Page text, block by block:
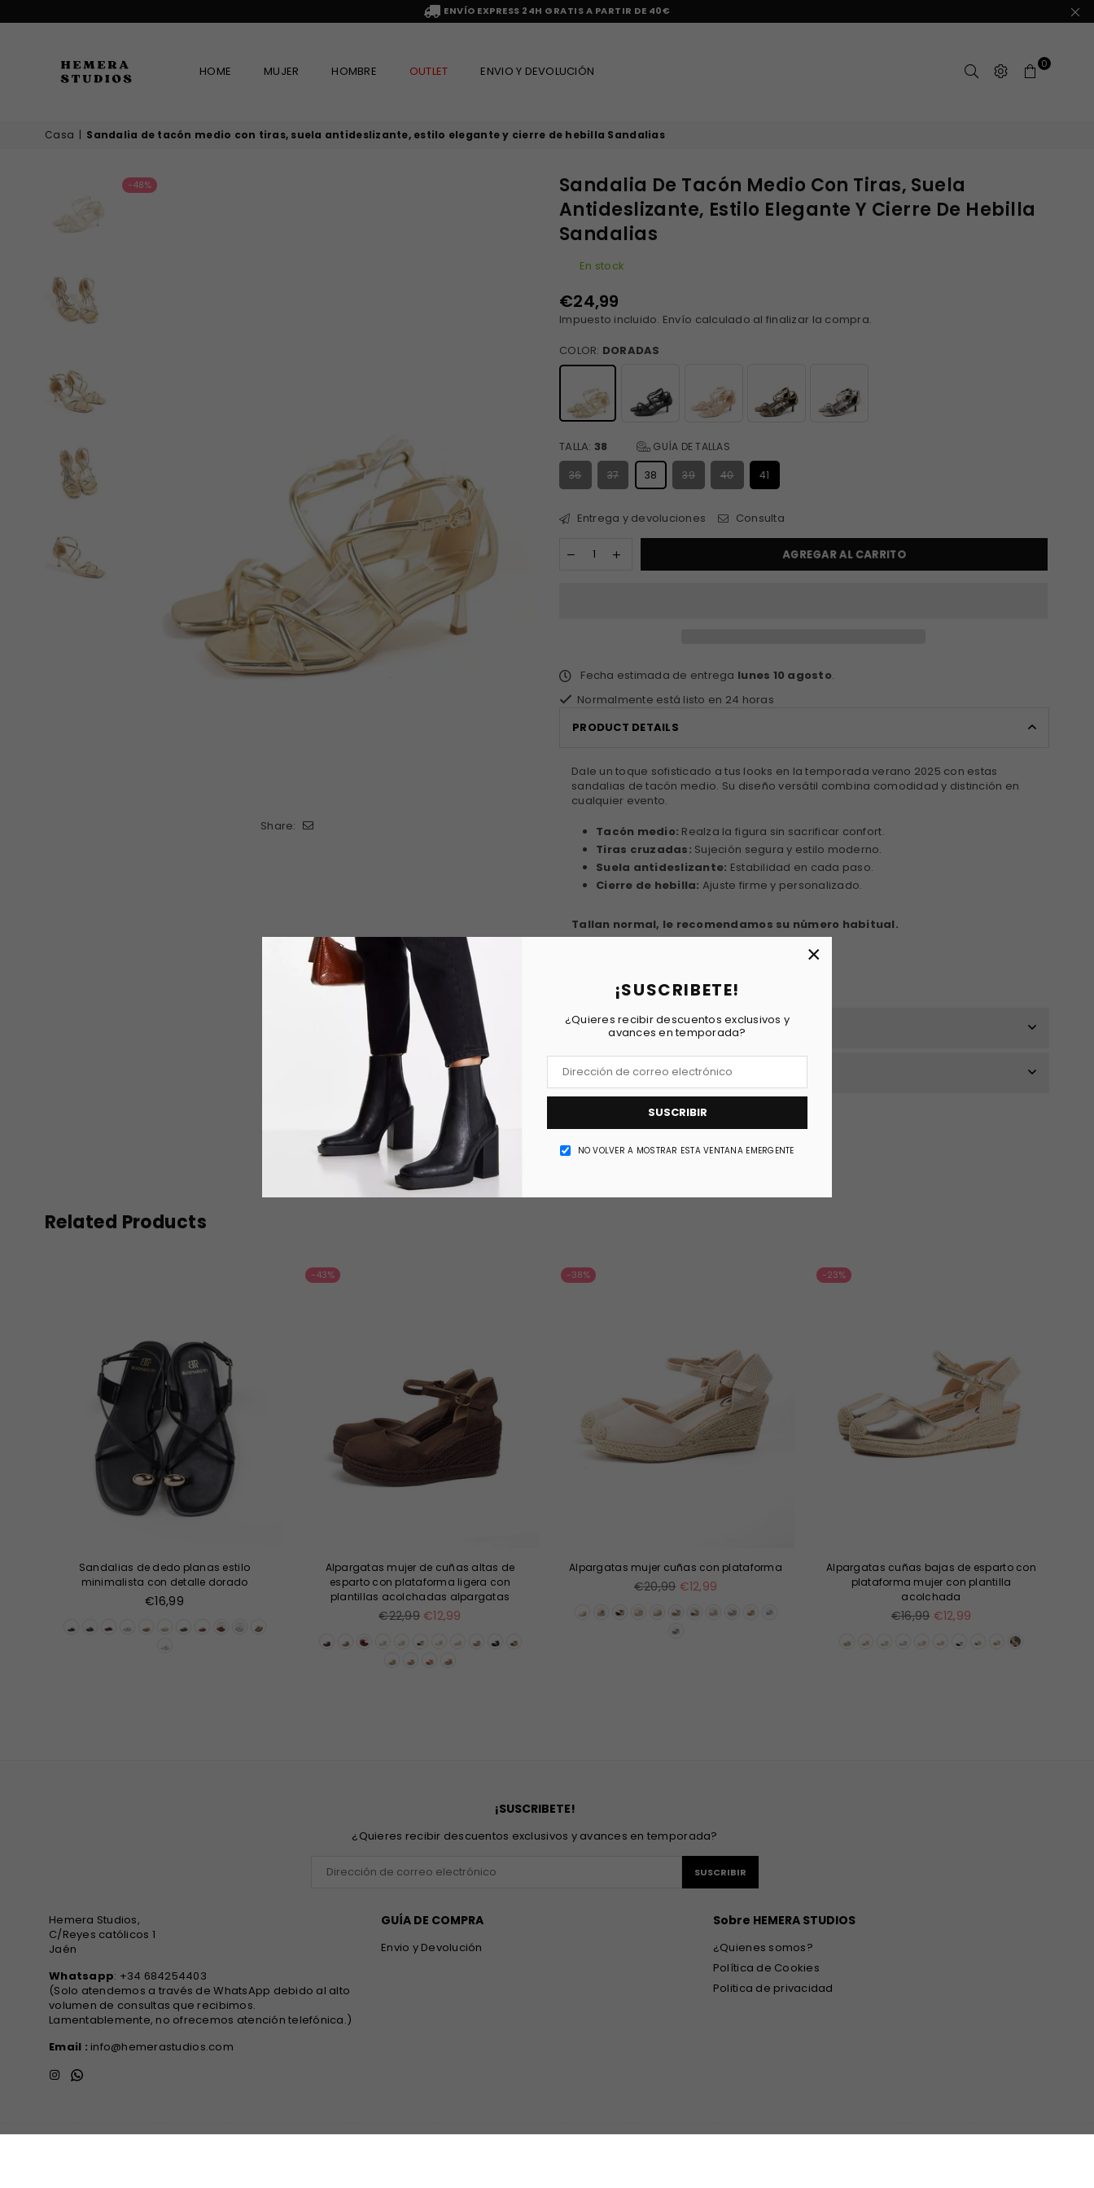
¡SUSCRIBETE!
¿Quieres recibir descuentos exclusivos y
avances en temporada?
SUSCRIBIR
NO VOLVER A MOSTRAR ESTA VENTANA EMERGENTE
×
ENVÍO EXPRESS 24H GRATIS A PARTIR DE 40€
HEMERA
STUDIOS
HOME MUJER HOMBRE OUTLET ENVIO Y DEVOLUCIÓN 0
Casa | Sandalia de tacón medio con tiras, suela antideslizante, estilo elegante y cierre de hebilla Sandalias
-48%
Share:
Sandalia De Tacón Medio Con Tiras, Suela
Antideslizante, Estilo Elegante Y Cierre De Hebilla
Sandalias
En stock
Precio
habitual
€24,99
Impuesto incluido. Envío calculado al finalizar la compra.
COLOR: DORADAS
TALLA: 38 GUÍA DE TALLAS
36 37 38 39 40 41
Entrega y devoluciones Consulta
AGREGAR AL CARRITO
Fecha estimada de entrega lunes 10 agosto.
Normalmente está listo en 24 horas
PRODUCT DETAILS
Dale un toque sofisticado a tus looks en la temporada verano 2025 con estas
sandalias de tacón medio. Su diseño versátil combina comodidad y distinción en
cualquier evento.
Tacón medio: Realza la figura sin sacrificar confort.
Tiras cruzadas: Sujeción segura y estilo moderno.
Suela antideslizante: Estabilidad en cada paso.
Cierre de hebilla: Ajuste firme y personalizado.
Tallan normal, le recomendamos su número habitual.
FECHA DE ENVIO
REVIEWS
Related Products
Sandalias de dedo planas estilo
minimalista con detalle dorado
Precio
€16,99
-43%
Alpargatas mujer de cuñas altas de
esparto con plataforma ligera con
plantillas acolchadas alpargatas
Precio
€22,99 €12,99
-38%
Alpargatas mujer cuñas con plataforma
Precio
€20,99 €12,99
-23%
Alpargatas cuñas bajas de esparto con
plataforma mujer con plantilla
acolchada
Precio
€16,99 €12,99
¡SUSCRIBETE!
¿Quieres recibir descuentos exclusivos y avances en temporada?
SUSCRIBIR
Hemera Studios,
C/Reyes católicos 1
Jaén
Whatsapp: +34 684254403
(Solo atendemos a través de WhatsApp debido al alto
volumen de consultas que recibimos.
Lamentablemente, no ofrecemos atención telefónica.)
Email : info@hemerastudios.com
InstagramWhatsapp
GUÍA DE COMPRA
Envio y Devolución
Sobre HEMERA STUDIOS
¿Quienes somos?
Política de Cookies
Politica de privacidad